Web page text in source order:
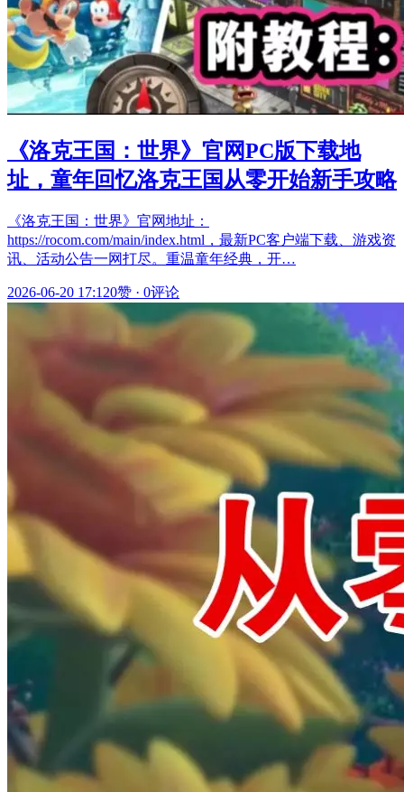
《洛克王国：世界》官网PC版下载地
址，童年回忆洛克王国从零开始新手攻略
《洛克王国：世界》官网地址：
https://rocom.com/main/index.html，最新PC客户端下载、游戏资
讯、活动公告一网打尽。重温童年经典，开…
2026-06-20 17:120赞 · 0评论